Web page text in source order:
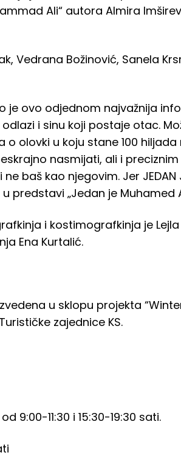
Ali“ autora Almira
Vedrana Božinović, Sanela
je ovo odjednom najvažnija
i sinu koji postaje otac.
olovki u koju stane 100
nasmijati, ali i
baš kao njegovim. Jer JEDAN
predstavi „Jedan je Muhamed
i kostimografkinja je
Ena Kurtalić.
u sklopu projekta
zajednice KS.
9:00-11:30 i 15:30-19:30 sati.